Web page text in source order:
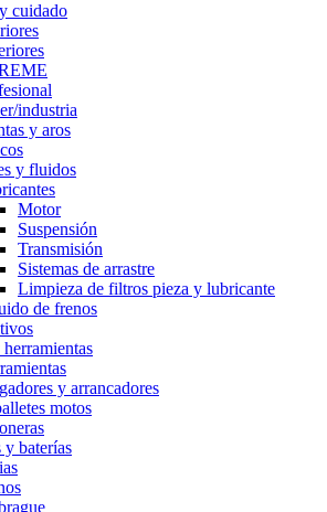
cuidado
industria
y aros
y fluidos
Motor
Suspensión
Transmisión
Sistemas de arrastre
Limpieza de filtros pieza y lubricante
de frenos
y arrancadores
motos
y baterías